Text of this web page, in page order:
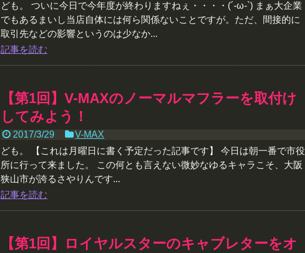
ども。 ついに今日で今年度が終わりますねぇ・・・・(´-ω-`) まぁ大企業
でもあるまいし当店自体には何ら関係ないことですが。ただ、間接的に
取引先などの影響というのは少なか...
記事を読む
【第1回】V-MAXのノーマルマフラーを取付け
してみよう！
2017/3/29
V-MAX
ども。 【これは月曜日に書く予定だった記事です】 今日は朝一番で市役
所に行って来ました。 この何とも言えない微妙なゆるキャラこそ、大阪
狭山市が誇るさやりんです...
記事を読む
【第1回】ロイヤルスターのキャブレターをオ